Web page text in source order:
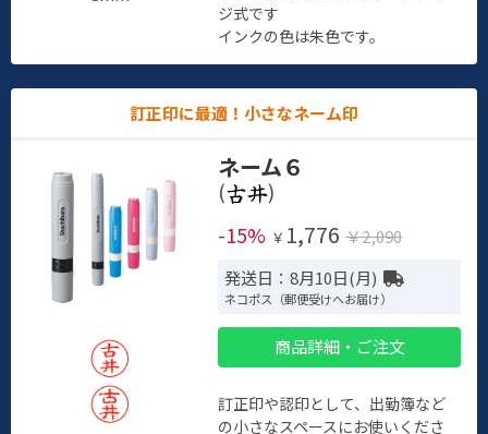
ジ式です
インクの色は朱色です。
訂正印に最適！小さなネーム印
ネーム６
(
)
-15% ￥ 1,776 ￥2,090
発送日：8月10日(月)
ネコポス（郵便受けへお届け）
商品詳細・ご注文
訂正印や認印として、出勤簿など
の小さなスペースにお使いくださ